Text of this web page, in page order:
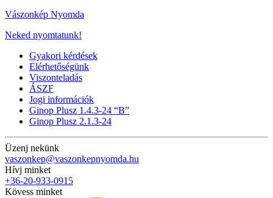
Vászonkép Nyomda
Neked nyomtatunk!
Gyakori kérdések
Elérhetőségünk
Viszonteladás
ÁSZF
Jogi információk
Ginop Plusz 1.4.3-24 “B”
Ginop Plusz 2.1.3-24
Üzenj nekünk
vaszonkep@vaszonkepnyomda.hu
Hívj minket
+36-20-933-0915
Kövess minket